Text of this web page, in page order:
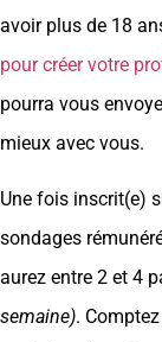
avoir plus de 18
pour créer votre
pourra vous
mieux avec vous.
Une fois inscrit(e)
sondages
aurez entre 2 et 4
semaine).